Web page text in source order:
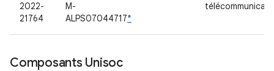
2022-
21764
M-
ALPS07044717*
Composants Unisoc